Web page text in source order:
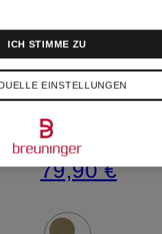
€ Fit44,99 €
Bestpreis:
38,24 €
79,90 €
EINSTELLUNGEN
ICH STIMME ZU